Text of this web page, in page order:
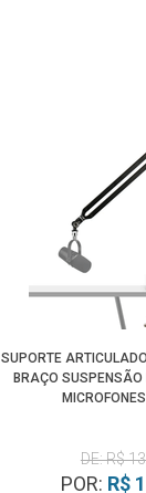
SUPORTE
BRAÇO
DE: R$
POR: R$